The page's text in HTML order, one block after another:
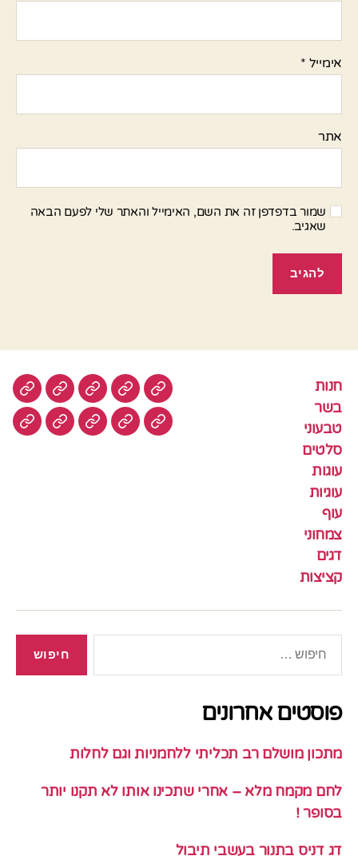
אימייל *
אתר
שמור בדפדפן זה את השם, האימייל והאתר שלי לפעם הבאה
שאגיב.
חנות
בשר
טבעוני
סלטים
עוגות
עוגיות
עוף
צמחוני
דגים
קציצות
חנות בשר טבעוניסלטים
עוגיותעוף צמחונידגים
פוסטים אחרונים
מתכון מושלם רב תכליתי ללחמניות וגם לחלות
לחם מקמח מלא – אחרי שתכינו אותו לא תקנו יותר
בסופר !
דג דניס בתנור בעשבי תיבול